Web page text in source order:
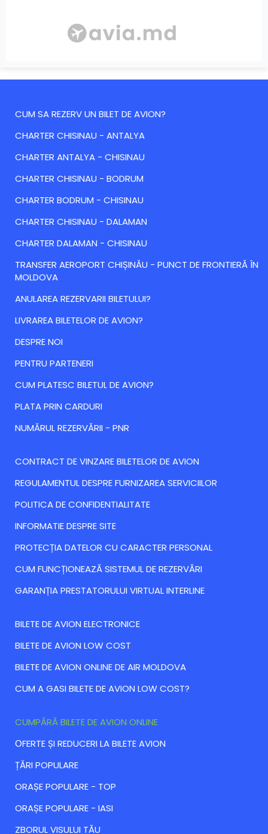
CUM SA REZERV UN BILET DE AVION?
CHARTER CHISINAU - ANTALYA
CHARTER ANTALYA - CHISINAU
CHARTER CHISINAU - BODRUM
CHARTER BODRUM - CHISINAU
CHARTER CHISINAU - DALAMAN
CHARTER DALAMAN - CHISINAU
TRANSFER AEROPORT CHIȘINĂU - PUNCT DE FRONTIERĂ ÎN
MOLDOVA
ANULAREA REZERVARII BILETULUI?
LIVRAREA BILETELOR DE AVION?
DESPRE NOI
PENTRU PARTENERI
CUM PLATESC BILETUL DE AVION?
PLATA PRIN CARDURI
NUMĂRUL REZERVĂRII - PNR
CONTRACT DE VINZARE BILETELOR DE AVION
REGULAMENTUL DESPRE FURNIZAREA SERVICIILOR
POLITICA DE CONFIDENTIALITATE
INFORMATIE DESPRE SITE
PROTECȚIA DATELOR CU CARACTER PERSONAL
CUM FUNCȚIONEAZĂ SISTEMUL DE REZERVĂRI
GARANȚIA PRESTATORULUI VIRTUAL INTERLINE
BILETE DE AVION ELECTRONICE
BILETE DE AVION LOW COST
BILETE DE AVION ONLINE DE AIR MOLDOVA
CUM A GASI BILETE DE AVION LOW COST?
CUMPĂRĂ BILETE DE AVION ONLINE
ОFERTE ȘI REDUCERI LA BILETE AVION
ȚĂRI POPULARE
ORAȘE POPULARE - TOP
ORAȘE POPULARE - IASI
ZBORUL VISULUI TĂU